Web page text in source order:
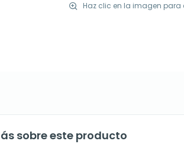
Haz clic en la imagen
sobre este producto